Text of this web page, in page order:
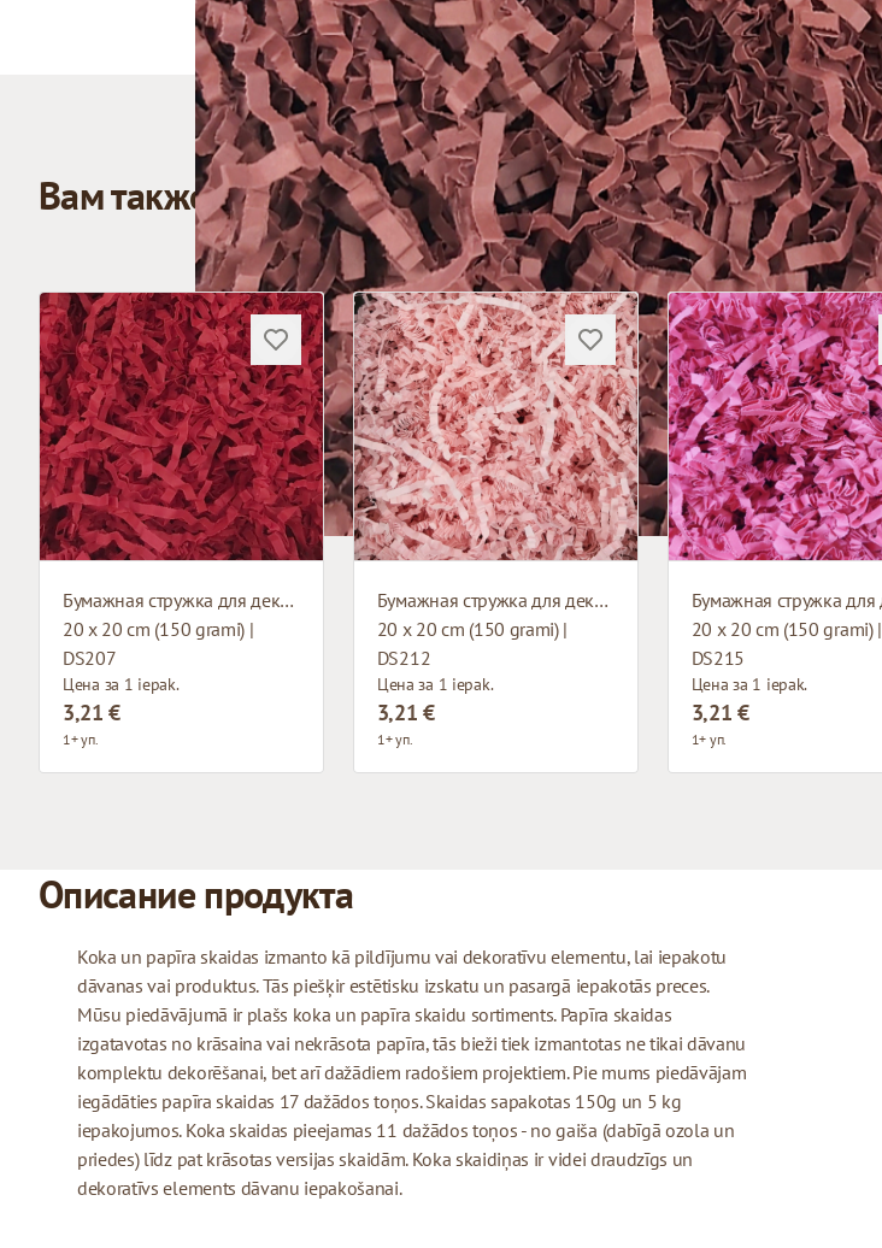
Вам также может понравиться
Бумажная стружка для декорирования
20 x 20 cm (150 grami) |
DS207
Цена за 1 iepak.
3,21 €
1+ уп.
Бумажная стружка для декорирования
20 x 20 cm (150 grami) |
DS212
Цена за 1 iepak.
3,21 €
1+ уп.
20 x 20 cm (150 grami) |
DS215
Цена за 1 iepak.
3,21 €
1+ уп.
Описание продукта
Koka un papīra skaidas izmanto kā pildījumu vai dekoratīvu elementu, lai iepakotu
dāvanas vai produktus. Tās piešķir estētisku izskatu un pasargā iepakotās preces.
Mūsu piedāvājumā ir plašs koka un papīra skaidu sortiments. Papīra skaidas
izgatavotas no krāsaina vai nekrāsota papīra, tās bieži tiek izmantotas ne tikai dāvanu
komplektu dekorēšanai, bet arī dažādiem radošiem projektiem. Pie mums piedāvājam
iegādāties papīra skaidas 17 dažādos toņos. Skaidas sapakotas 150g un 5 kg
iepakojumos. Koka skaidas pieejamas 11 dažādos toņos - no gaiša (dabīgā ozola un
priedes) līdz pat krāsotas versijas skaidām. Koka skaidiņas ir videi draudzīgs un
dekoratīvs elements dāvanu iepakošanai.